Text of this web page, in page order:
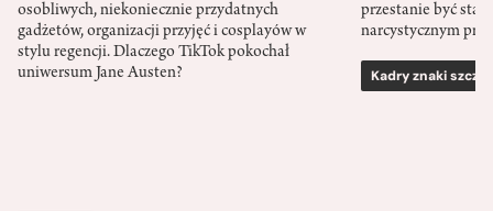
osobliwych, niekoniecznie przydatnych
gadżetów, organizacji przyjęć i cosplayów w
stylu regencji. Dlaczego TikTok pokochał
uniwersum Jane Austen?
przestanie być
narcystycznym
Kadry znaki